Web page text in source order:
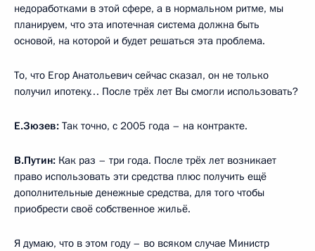
недоработками в этой сфере, а в нормальном ритме, мы
планируем, что эта ипотечная система должна быть
основой, на которой и будет решаться эта проблема.
То, что Егор Анатольевич сейчас сказал, он не только
получил ипотеку… После трёх лет Вы смогли использовать?
Е.Зюзев: Так точно, с 2005 года – на контракте.
В.Путин: Как раз – три года. После трёх лет возникает
право использовать эти средства плюс получить ещё
дополнительные денежные средства, для того чтобы
приобрести своё собственное жильё.
Я думаю, что в этом году – во всяком случае Министр